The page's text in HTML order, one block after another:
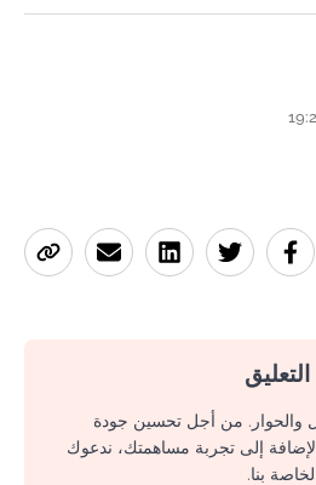
والحوار. من أجل تحسين جودة
إلى تجربة مساهمتك، ندعوك
بنا.